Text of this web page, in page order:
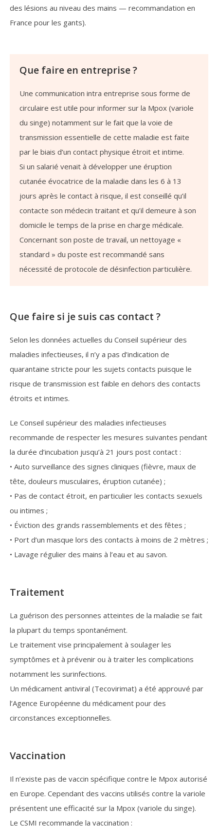
des lésions au niveau des mains — recommandation en
France pour les gants).
Que faire en entreprise ?
Une communication intra entreprise sous forme de
circulaire est utile pour informer sur la Mpox (variole
du singe) notamment sur le fait que la voie de
transmission essentielle de cette maladie est faite
par le biais d’un contact physique étroit et intime.
Si un salarié venait à développer une éruption
cutanée évocatrice de la maladie dans les 6 à 13
jours après le contact à risque, il est conseillé qu’il
contacte son médecin traitant et qu’il demeure à son
domicile le temps de la prise en charge médicale.
Concernant son poste de travail, un nettoyage «
standard » du poste est recommandé sans
nécessité de protocole de désinfection particulière.
Que faire si je suis cas contact ?
Selon les données actuelles du Conseil supérieur des
maladies infectieuses, il n’y a pas d’indication de
quarantaine stricte pour les sujets contacts puisque le
risque de transmission est faible en dehors des contacts
étroits et intimes.
Le Conseil supérieur des maladies infectieuses
recommande de respecter les mesures suivantes pendant
la durée d’incubation jusqu’à 21 jours post contact :
• Auto surveillance des signes cliniques (fièvre, maux de
tête, douleurs musculaires, éruption cutanée) ;
• Pas de contact étroit, en particulier les contacts sexuels
ou intimes ;
• Éviction des grands rassemblements et des fêtes ;
• Port d’un masque lors des contacts à moins de 2 mètres ;
• Lavage régulier des mains à l’eau et au savon.
Traitement
La guérison des personnes atteintes de la maladie se fait
la plupart du temps spontanément.
Le traitement vise principalement à soulager les
symptômes et à prévenir ou à traiter les complications
notamment les surinfections.
Un médicament antiviral (Tecovirimat) a été approuvé par
l’Agence Européenne du médicament pour des
circonstances exceptionnelles.
Vaccination
Il n’existe pas de vaccin spécifique contre le Mpox autorisé
en Europe. Cependant des vaccins utilisés contre la variole
présentent une efficacité sur la Mpox (variole du singe).
Le CSMI recommande la vaccination :